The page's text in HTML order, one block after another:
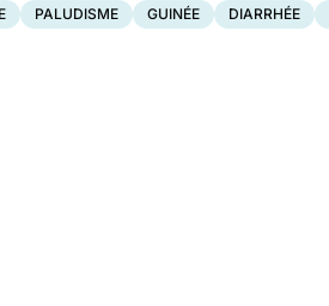
PALUDISME GUINÉE DIARRHÉE